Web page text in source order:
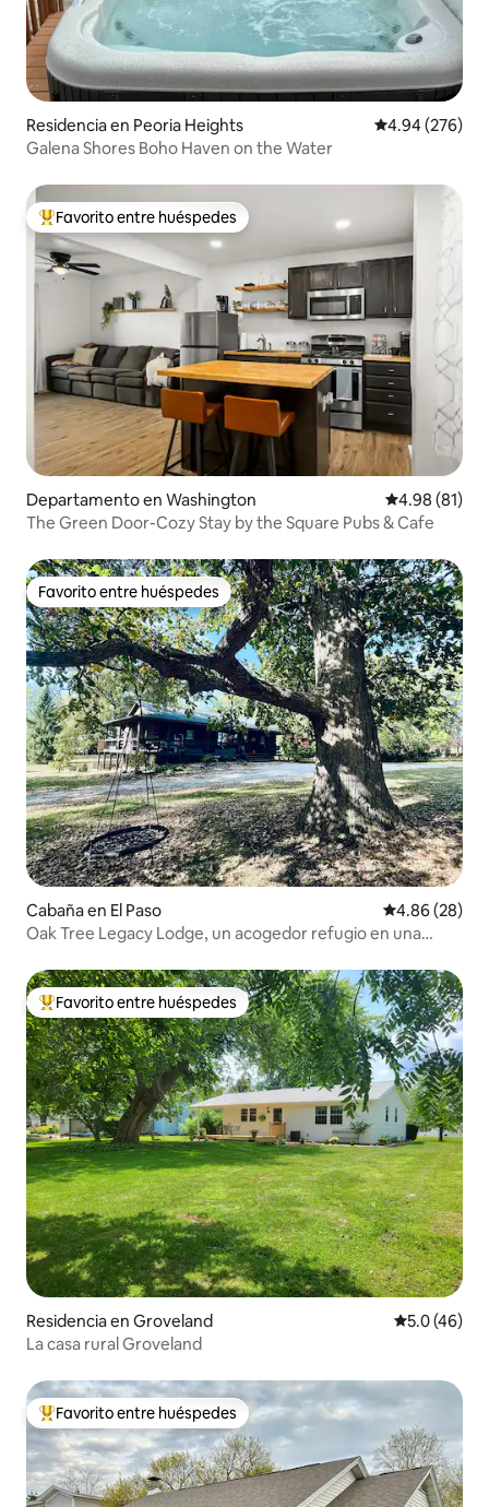
Residencia en Peoria Heights Calificación
4.94 (276)
Galena Shores Boho Haven on the Water
De los mejores en Favorito entre huéspedes
Favorito entre huéspedes
Departamento en Washington Calificación
4.98 (81)
The Green Door-Cozy Stay by the Square Pubs & Cafe
Favorito entre huéspedes
Favorito entre huéspedes
Cabaña en El Paso Calificación
4.86 (28)
Oak Tree Legacy Lodge, un acogedor refugio en una
De los mejores en Favorito entre huéspedes
Favorito entre huéspedes
Residencia en Groveland Calificación
5.0 (46)
La casa rural Groveland
De los mejores en Favorito entre huéspedes
Favorito entre huéspedes